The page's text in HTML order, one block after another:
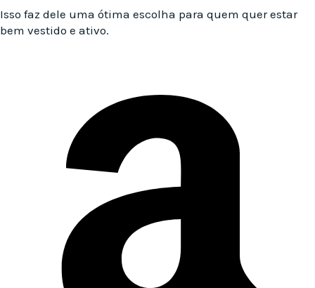
Isso faz dele uma ótima escolha para quem quer estar
bem vestido e ativo.